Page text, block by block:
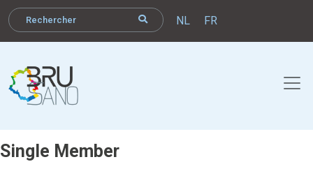
NL FR
Single Member